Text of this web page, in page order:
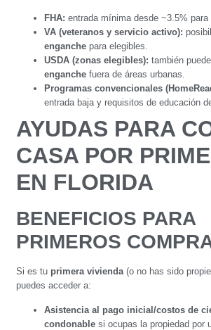
FHA: entrada mínima desde ~3.5%
VA (veteranos y servicio activo):
enganche para elegibles.
USDA (zonas elegibles): también
enganche fuera de áreas urbanas.
Programas convencionales
entrada baja y requisitos de educación
AYUDAS PARA
CASA POR
EN FLORIDA
BENEFICIOS PARA
PRIMEROS
Si es tu primera vivienda(o no has sido
puedes acceder a:
Asistencia al pago inicial/costos de
condonable si ocupas la propiedad por